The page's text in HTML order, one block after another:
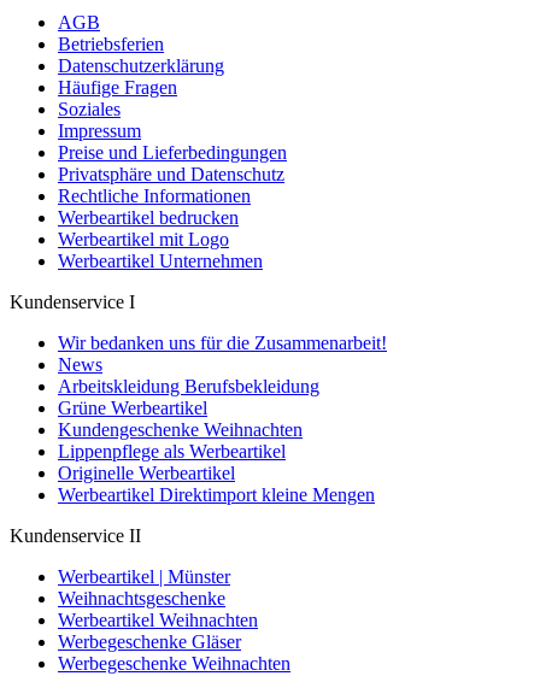
AGB
Betriebsferien
Datenschutzerklärung
Häufige Fragen
Soziales
Impressum
Preise und Lieferbedingungen
Privatsphäre und Datenschutz
Rechtliche Informationen
Werbeartikel bedrucken
Werbeartikel mit Logo
Werbeartikel Unternehmen
Kundenservice I
Wir bedanken uns für die Zusammenarbeit!
News
Arbeitskleidung Berufsbekleidung
Grüne Werbeartikel
Kundengeschenke Weihnachten
Lippenpflege als Werbeartikel
Originelle Werbeartikel
Werbeartikel Direktimport kleine Mengen
Kundenservice II
Werbeartikel | Münster
Weihnachtsgeschenke
Werbeartikel Weihnachten
Werbegeschenke Gläser
Werbegeschenke Weihnachten